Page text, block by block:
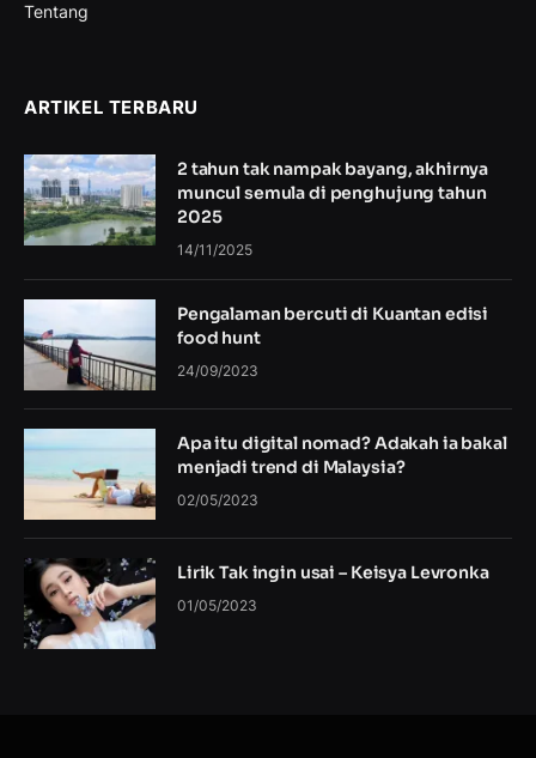
Tentang
ARTIKEL TERBARU
2 tahun tak nampak bayang, akhirnya
muncul semula di penghujung tahun
2025
14/11/2025
Pengalaman bercuti di Kuantan edisi
food hunt
24/09/2023
Apa itu digital nomad? Adakah ia bakal
menjadi trend di Malaysia?
02/05/2023
Lirik Tak ingin usai – Keisya Levronka
01/05/2023